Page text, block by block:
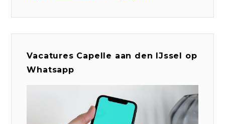
Vacatures Capelle aan den IJssel op
Whatsapp